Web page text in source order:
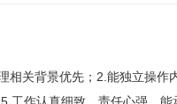
相关背景优先；2.能独立操